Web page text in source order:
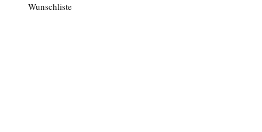
Wunschliste